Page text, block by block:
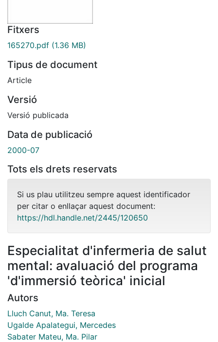
Fitxers
165270.pdf (1.36 MB)
Tipus de document
Article
Versió
Versió publicada
Data de publicació
2000-07
Tots els drets reservats
Si us plau utilitzeu sempre aquest identificador
per citar o enllaçar aquest document:
https://hdl.handle.net/2445/120650
Especialitat d'infermeria de salut
mental: avaluació del programa
'd'immersió teòrica' inicial
Autors
Lluch Canut, Ma. Teresa
Ugalde Apalategui, Mercedes
Sabater Mateu, Ma. Pilar